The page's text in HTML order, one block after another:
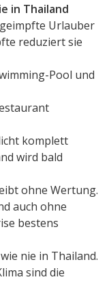
in Thailand
Urlauber
reduziert sie
Pool und
komplett
wird bald
ohne Wertung.
auch ohne
bestens
nie in Thailand.
sind die